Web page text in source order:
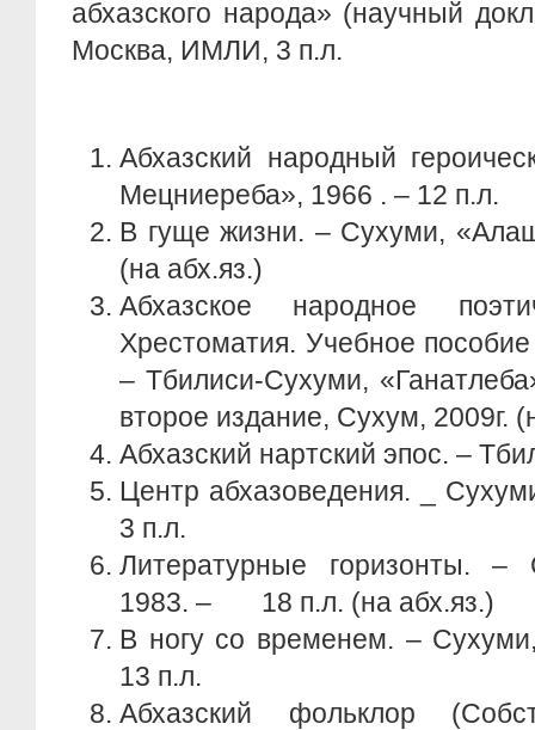
абхазского народа» (научный
Москва, ИМЛИ, 3 п.л.
Абхазский народный
Мецниереба», 1966 . – 12 п.л.
В гуще жизни. – Сухуми,
(на абх.яз.)
Абхазское народное
Хрестоматия. Учебное
– Тбилиси-Сухуми,
второе издание, Сухум, 2009г.
Абхазский нартский эпос. –
Центр абхазоведения. _
3 п.л.
Литературные горизонты. –
1983. – 18 п.л. (на абх.яз.)
В ногу со временем. –
13 п.л.
Абхазский фольклор